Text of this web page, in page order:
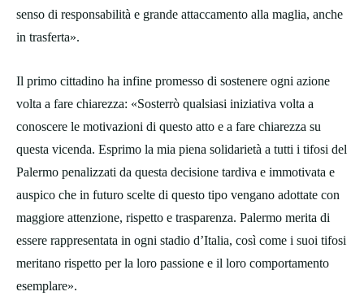
senso di responsabilità e grande attaccamento alla maglia, anche
in trasferta».
Il primo cittadino ha infine promesso di sostenere ogni azione
volta a fare chiarezza: «Sosterrò qualsiasi iniziativa volta a
conoscere le motivazioni di questo atto e a fare chiarezza su
questa vicenda. Esprimo la mia piena solidarietà a tutti i tifosi del
Palermo penalizzati da questa decisione tardiva e immotivata e
auspico che in futuro scelte di questo tipo vengano adottate con
maggiore attenzione, rispetto e trasparenza. Palermo merita di
essere rappresentata in ogni stadio d’Italia, così come i suoi tifosi
meritano rispetto per la loro passione e il loro comportamento
esemplare».